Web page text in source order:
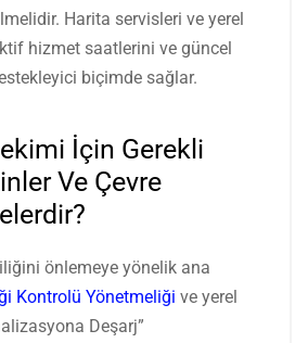
Harita servisleri ve yerel
hizmet saatlerini ve güncel
biçimde sağlar.
İçin Gerekli
Ve Çevre
önlemeye yönelik ana
Kontrolü Yönetmeliği ve yerel
Deşarj”